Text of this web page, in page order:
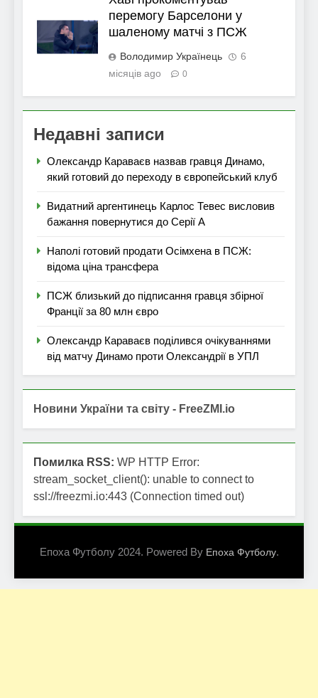
перемогу Барселони у
шаленому матчі з ПСЖ
Володимир Українець
6
місяців ago
0
Недавні записи
Олександр Караваєв назвав гравця Динамо,
який готовий до переходу в європейський клуб
Видатний аргентинець Карлос Тевес висловив
бажання повернутися до Серії А
Наполі готовий продати Осімхена в ПСЖ:
відома ціна трансфера
ПСЖ близький до підписання гравця збірної
Франції за 80 млн євро
Олександр Караваєв поділився очікуваннями
від матчу Динамо проти Олександрії в УПЛ
Новини України та світу - FreeZMI.io
Помилка RSS: WP HTTP Error:
stream_socket_client(): unable to connect to
ssl://freezmi.io:443 (Connection timed out)
Епоха Футболу 2024. Powered By Епоха Футболу.